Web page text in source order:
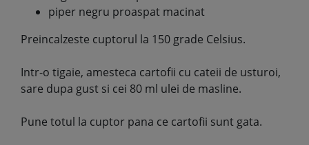
piper negru proaspat macinat
Preincalzeste cuptorul la 150 grade Celsius.
Intr-o tigaie, amesteca cartofii cu cateii de usturoi,
sare dupa gust si cei 80 ml ulei de masline.
Pune totul la cuptor pana ce cartofii sunt gata.